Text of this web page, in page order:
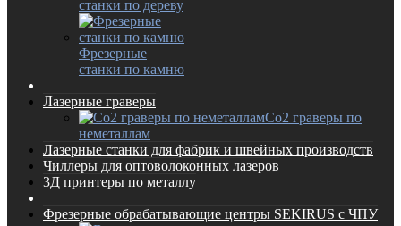
станки по дереву
Фрезерные
станки по камню
Лазерные граверы
Co2 граверы по
неметаллам
Лазерные станки для фабрик и швейных производств
Чиллеры для оптоволоконных лазеров
3Д принтеры по металлу
Фрезерные обрабатывающие центры SEKIRUS с ЧПУ